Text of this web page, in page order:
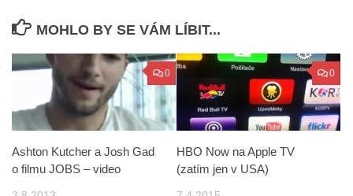
MOHLO BY SE VÁM LÍBIT...
0
Ashton Kutcher a Josh Gad
o filmu JOBS – video
0
HBO Now na Apple TV
(zatím jen v USA)